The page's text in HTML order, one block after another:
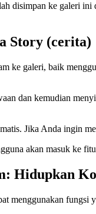
disimpan ke galeri
Story (cerita)
ke galeri, baik
dan kemudian
Jika Anda ingin
akan masuk ke
Hidupkan
menggunakan fungsi